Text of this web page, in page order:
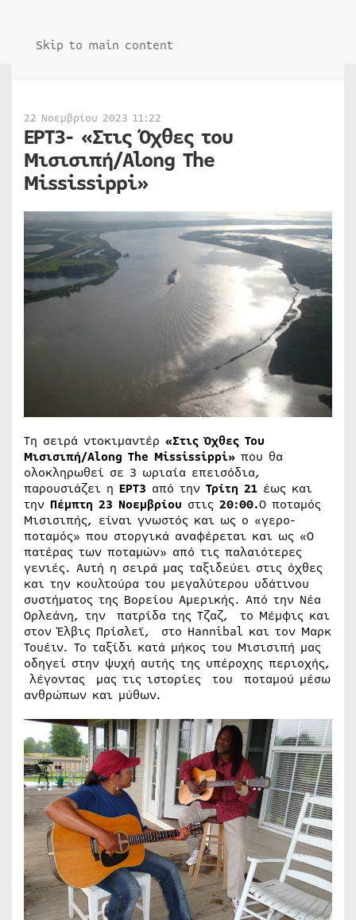
Skip to main content
22 Νοεμβρίου 2023 11:22
ΕΡΤ3- «Στις Όχθες του
Μισισιπή/Along The
Mississippi»
Τη σειρά ντοκιμαντέρ «Στις Όχθες Του
Μισισιπή/Along The Mississippi» που θα
ολοκληρωθεί σε 3 ωριαία επεισόδια,
παρουσιάζει η ΕΡΤ3 από την Τρίτη 21 έως και
την Πέμπτη 23 Νοεμβρίου στις 20:00.O ποταμός
Μισισιπής, είναι γνωστός και ως ο «γερο-
ποταμός» που στοργικά αναφέρεται και ως «Ο
πατέρας των ποταμών» από τις παλαιότερες
γενιές. Αυτή η σειρά μας ταξιδεύει στις όχθες
και την κουλτούρα του μεγαλύτερου υδάτινου
συστήματος της Βορείου Αμερικής. Από την Νέα
Ορλεάνη, την πατρίδα της Τζαζ, το Μέμφις και
στον Έλβις Πρίσλεϊ, στο Hannibal και τον Μαρκ
Τουέιν. Το ταξίδι κατά μήκος του Μισισιπή μας
οδηγεί στην ψυχή αυτής της υπέροχης περιοχής,
λέγοντας μας τις ιστορίες του ποταμού μέσω
ανθρώπων και μύθων.